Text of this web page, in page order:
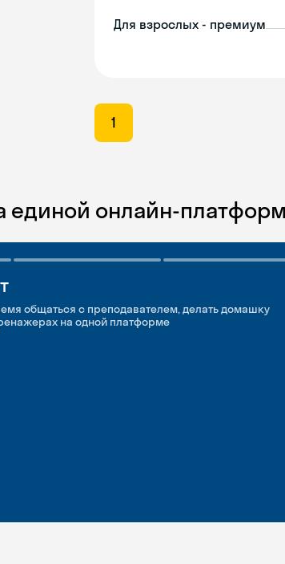
Для взрослых - премиум
1
единой онлайн-
общаться с преподавателем, делать домашку
на одной платформе
новые слова где и когда удобно
практики и индивидуальные встречи